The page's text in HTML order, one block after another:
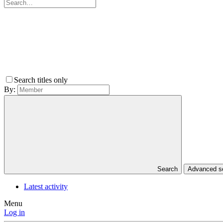
Search titles only
By:
Search Advanced
Latest activity
Menu
Log in